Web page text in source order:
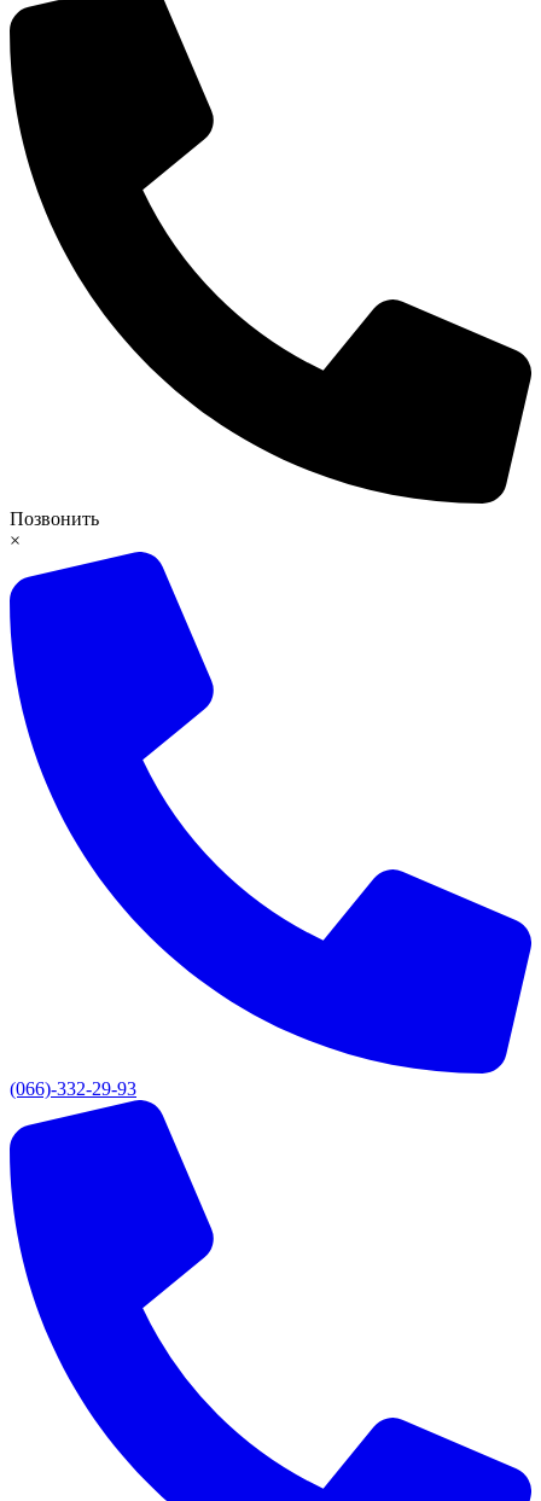
Позвонить
×
(066)-332-29-93